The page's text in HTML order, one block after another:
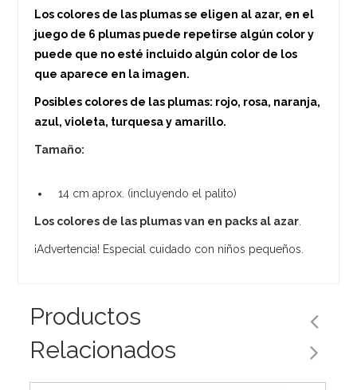
Los colores de las plumas se eligen al azar, en el
juego de 6 plumas puede repetirse algún color y
puede que no esté incluido algún color de los
que aparece en la imagen.
Posibles colores de las plumas: rojo, rosa, naranja,
azul, violeta, turquesa y amarillo.
Tamaño:
14 cm aprox. (incluyendo el palito)
Los colores de las plumas van en packs al azar
¡Advertencia! Especial cuidado con niños pequeños.
Productos
Relacionados